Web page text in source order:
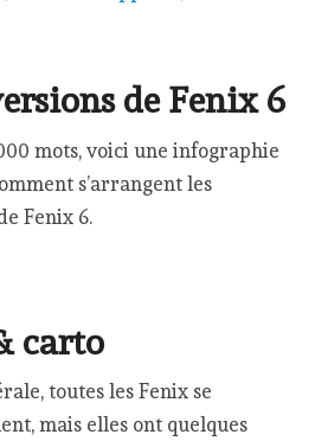
de Fenix 6
mots, voici une infographie
s’arrangent les
Fenix 6.
carto
toutes les Fenix se
mais elles ont quelques